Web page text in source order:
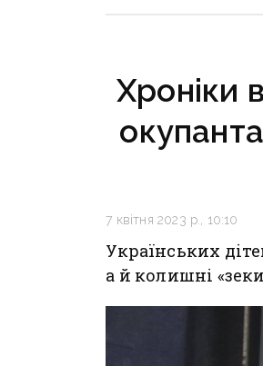
Хроніки
7 квітня 2023 р., 10:10
Українських
а й колишні